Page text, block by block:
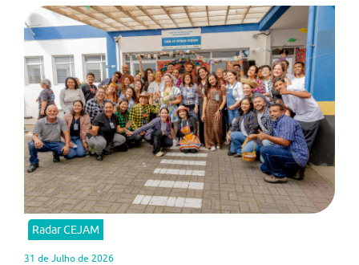
Radar CEJAM
31 de Julho de 2026